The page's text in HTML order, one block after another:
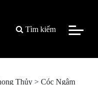
Tìm kiếm
Thủy > Cóc Ngậm